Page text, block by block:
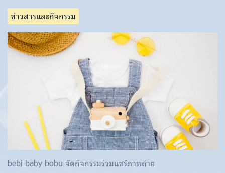
ข่าวสารและกิจกรรม
bebi baby bobu จัดกิจกรรมร่วมแชร์ภาพถ่าย